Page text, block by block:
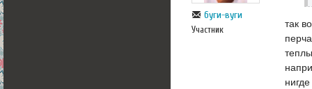
буги-вуги
Участник
так